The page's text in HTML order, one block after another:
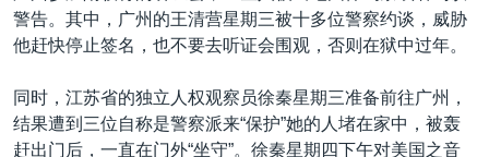
警告。其中，广州的王清营星期三被十多位警察约谈，威胁
他赶快停止签名，也不要去听证会围观，否则在狱中过年。
同时，江苏省的独立人权观察员徐秦星期三准备前往广州，
结果遭到三位自称是警察派来“保护”她的人堵在家中，被轰
赶出门后，一直在门外“坐守”。徐秦星期四下午对美国之音